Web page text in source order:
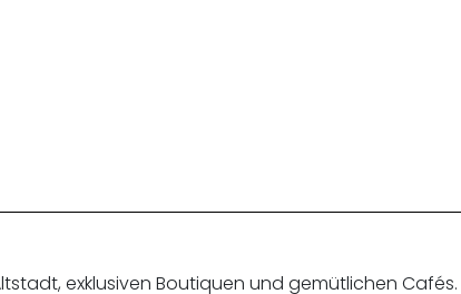
exklusiven Boutiquen und gemütlichen